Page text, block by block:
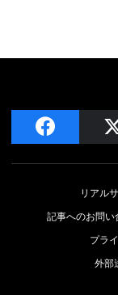
リアル
記事へのお問い
プラ
外部